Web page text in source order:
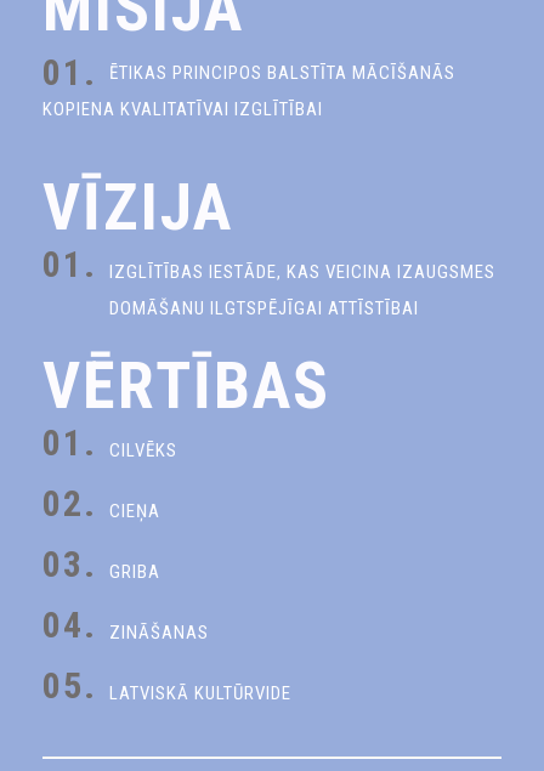
01.
ĒTIKAS PRINCIPOS BALSTĪTA MĀCĪŠANĀS
KOPIENA KVALITATĪVAI IZGLĪTĪBAI
VĪZIJA
01.
IZGLĪTĪBAS IESTĀDE, KAS VEICINA IZAUGSMES
DOMĀŠANU ILGTSPĒJĪGAI ATTĪSTĪBAI
VĒRTĪBAS
01. CILVĒKS
02. CIEŅA
03. GRIBA
04. ZINĀŠANAS
05. LATVISKĀ KULTŪRVIDE